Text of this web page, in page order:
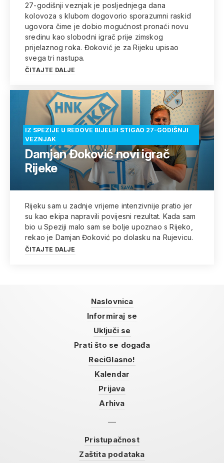
27-godišnji veznjak je posljednjega dana
kolovoza s klubom dogovorio sporazumni raskid
ugovora čime je dobio mogućnost pronaći novu
sredinu kao slobodni igrač prije zimskog
prijelaznog roka. Đoković je za Rijeku upisao
svega tri nastupa.
ČITAJTE DALJE
IZ SPEZIJE U REDOVE BIJELIH STIGAO 27-GODIŠNJI
VEZNJAK
Damjan Đoković novi igrač
Rijeke
Rijeku sam u zadnje vrijeme intenzivnije pratio jer
su kao ekipa napravili povijesni rezultat. Kada sam
bio u Speziji malo sam se bolje upoznao s Rijeko,
rekao je Damjan Đoković po dolasku na Rujevicu.
ČITAJTE DALJE
Naslovnica
Informiraj se
Uključi se
Prati što se događa
ReciGlasno!
Kalendar
Prijava
Arhiva
Pristupačnost
Zaštita podataka